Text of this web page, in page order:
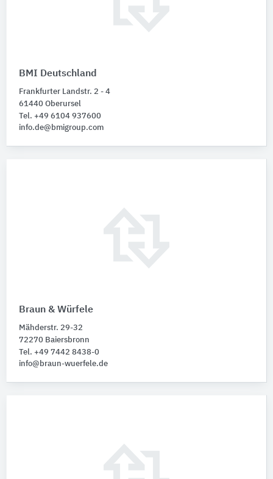
BMI Deutschland
Frankfurter Landstr. 2 - 4
61440 Oberursel
Tel. +49 6104 937600
info.de@bmigroup.com
Braun & Würfele
Mähderstr. 29-32
72270 Baiersbronn
Tel. +49 7442 8438-0
info@braun-wuerfele.de